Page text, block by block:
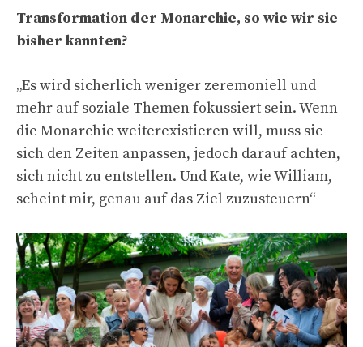
Transformation der Monarchie, so wie wir sie
bisher kannten?
„Es wird sicherlich weniger zeremoniell und
mehr auf soziale Themen fokussiert sein. Wenn
die Monarchie weiterexistieren will, muss sie
sich den Zeiten anpassen, jedoch darauf achten,
sich nicht zu entstellen. Und Kate, wie William,
scheint mir, genau auf das Ziel zuzusteuern“